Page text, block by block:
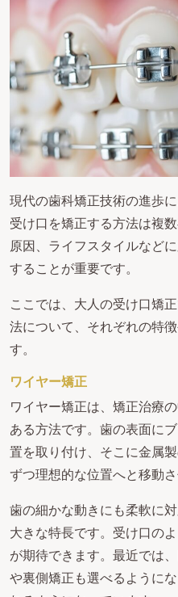
現代の歯科矯正技術の進歩
受け口を矯正する方法は複
原因、ライフスタイルなど
することが重要です。
ここでは、大人の受け口矯
法について、それぞれの特
す。
ワイヤー矯正
ワイヤー矯正は、矯正治療
ある方法です。歯の表面に
置を取り付け、そこに金属
ずつ理想的な位置へと移動さ
歯の細かな動きにも柔軟に
大きな特長です。受け口の
が期待できます。最近では
や裏側矯正も選べるように